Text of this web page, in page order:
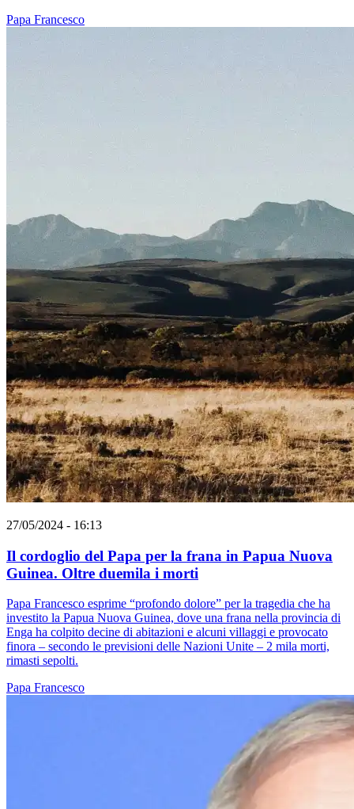
Papa Francesco
27/05/2024 - 16:13
Il cordoglio del Papa per la frana in Papua Nuova
Guinea. Oltre duemila i morti
Papa Francesco esprime “profondo dolore” per la tragedia che ha
investito la Papua Nuova Guinea, dove una frana nella provincia di
Enga ha colpito decine di abitazioni e alcuni villaggi e provocato
finora – secondo le previsioni delle Nazioni Unite – 2 mila morti,
rimasti sepolti.
Papa Francesco